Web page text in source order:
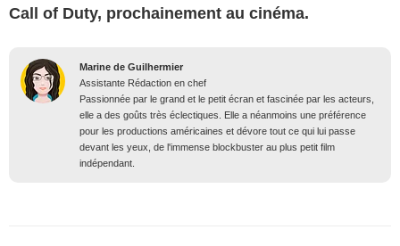
Call of Duty, prochainement au cinéma.
Marine de Guilhermier
Assistante Rédaction en chef
Passionnée par le grand et le petit écran et fascinée par les acteurs,
elle a des goûts très éclectiques. Elle a néanmoins une préférence
pour les productions américaines et dévore tout ce qui lui passe
devant les yeux, de l'immense blockbuster au plus petit film
indépendant.